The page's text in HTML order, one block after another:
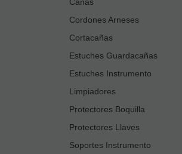
Cordones Arneses
Cortacañas
Estuches Guardacañas
Estuches Instrumento
Limpiadores
Protectores Boquilla
Protectores Llaves
Soportes Instrumento